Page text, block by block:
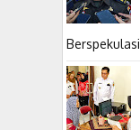
Berspekulasi